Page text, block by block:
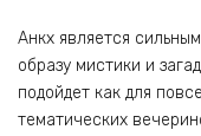
Анкх является
образу мистики и
подойдет как для
тематических